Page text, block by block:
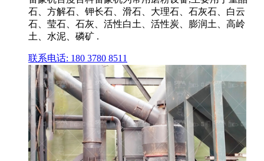
石、方解石、钾长石、滑石、大理石、石灰石、白云
石、莹石、石灰、活性白土、活性炭、膨润土、高岭
土、水泥、磷矿 .
联系电话: 180 3780 8511